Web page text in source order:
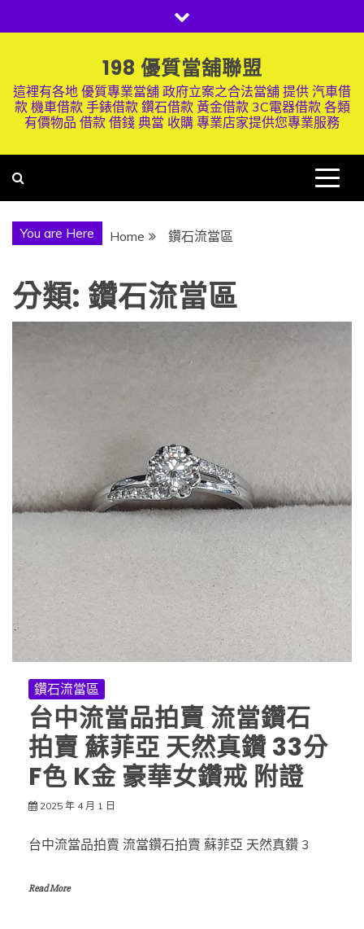
to
198 優質當舖聯盟
這裡有各地 優質專業當舖 政府立案之合法當舖 提供 汽車借
款 機車借款 手錶借款 鑽石借款 黃金借款 3C電器借款 各類
有價物品 借款 借錢 典當 收購 專業店家提供您專業服務
You are Here Home 鑽石流當區
分類: 鑽石流當區
鑽石流當區
台中流當品拍賣 流當鑽石
拍賣 蘇菲亞 天然真鑽 33分
F色 K金 豪華女鑽戒 附證
2025 年 4 月 1 日
台中流當品拍賣 流當鑽石拍賣 蘇菲亞 天然真鑽 3
Read More